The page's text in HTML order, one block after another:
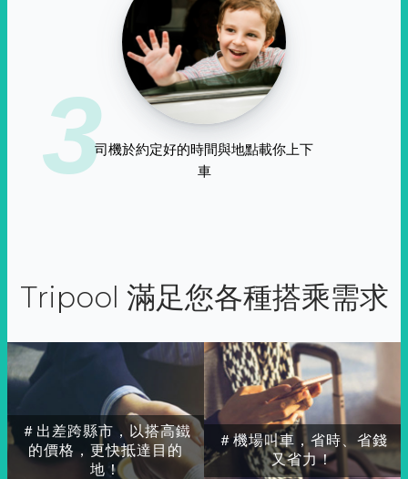
3司機於約定好的時間與地點載你上下
車
Tripool 滿足您各種搭乘需求
＃出差跨縣市，以搭高鐵
的價格，更快抵達目的
地！
＃機場叫車，省時、省錢
又省力！